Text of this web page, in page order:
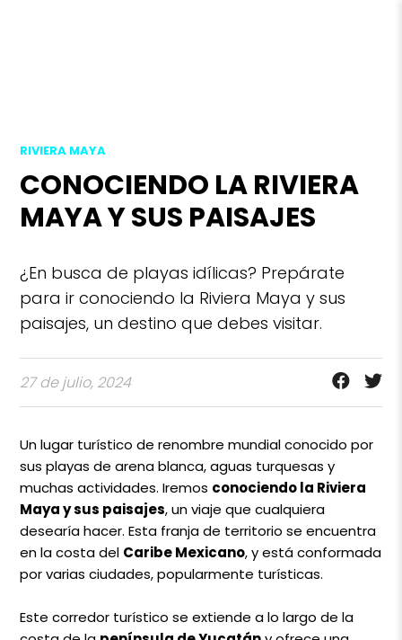
RIVIERA MAYA
CONOCIENDO LA RIVIERA
MAYA Y SUS PAISAJES
¿En busca de playas idílicas? Prepárate
para ir conociendo la Riviera Maya y sus
paisajes, un destino que debes visitar.
27 de julio, 2024
Un lugar turístico de renombre mundial conocido por
sus playas de arena blanca, aguas turquesas y
muchas actividades. Iremos conociendo la Riviera
Maya y sus paisajes, un viaje que cualquiera
desearía hacer. Esta franja de territorio se encuentra
en la costa del Caribe Mexicano, y está conformada
por varias ciudades, popularmente turísticas.
Este corredor turístico se extiende a lo largo de la